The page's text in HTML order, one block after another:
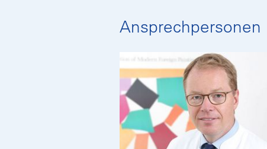
Ansprechpersonen